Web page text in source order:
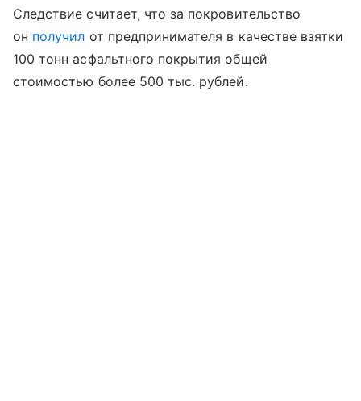
Следствие считает, что за покровительство
он получил от предпринимателя в качестве взятки
100 тонн асфальтного покрытия общей
стоимостью более 500 тыс. рублей.